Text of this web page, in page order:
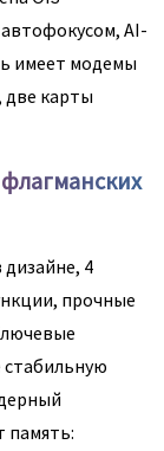
AI-
имеет модемы
две карты
4
прочные
стабильную
память: